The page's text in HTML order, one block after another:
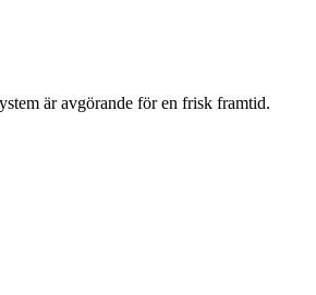
är avgörande för en frisk framtid.